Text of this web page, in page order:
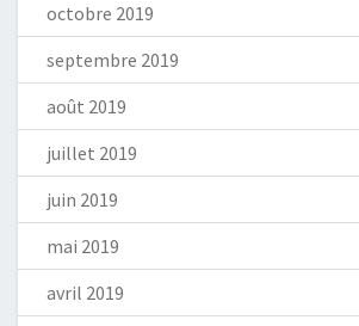
octobre 2019
septembre 2019
août 2019
juillet 2019
juin 2019
mai 2019
avril 2019